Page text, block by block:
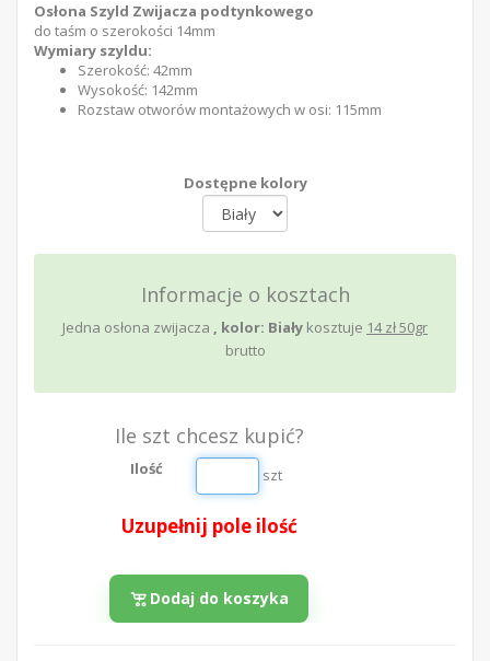
Osłona Szyld Zwijacza podtynkowego
do taśm o szerokości 14mm
Wymiary szyldu:
Szerokość: 42mm
Wysokość: 142mm
Rozstaw otworów montażowych w osi: 115mm
Dostępne kolory
Informacje o kosztach
Jedna osłona zwijacza , kolor: Biały kosztuje 14 zł 50gr
brutto
Ile szt chcesz kupić?
Ilość szt
Uzupełnij pole ilość
Dodaj do koszyka